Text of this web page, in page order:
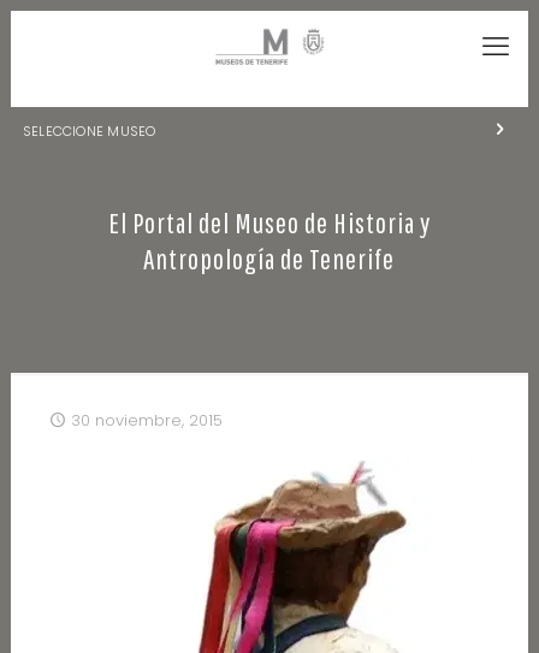
SELECCIONE MUSEO
NATURALEZA Y ARQUEOLOGÍA
CENTRO DE DOCUMENTACIÓN DE CANARIAS Y AMÉRICA
CUEVA DEL VIENTO
El Portal del Museo de Historia y
Antropología de Tenerife
30 noviembre, 2015